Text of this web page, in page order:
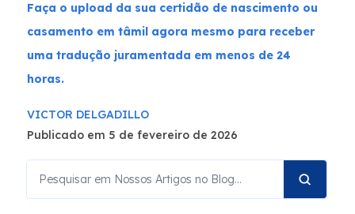
Faça o upload da sua certidão de nascimento ou
casamento em tâmil agora mesmo para receber
uma tradução juramentada em menos de 24
horas.
VICTOR DELGADILLO
Publicado em 5 de fevereiro de 2026